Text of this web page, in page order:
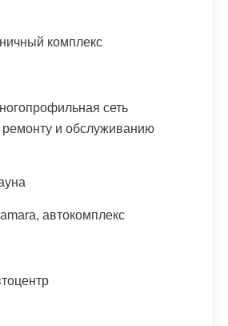
комплекс
сеть
ремонту и обслуживанию
автокомплекс